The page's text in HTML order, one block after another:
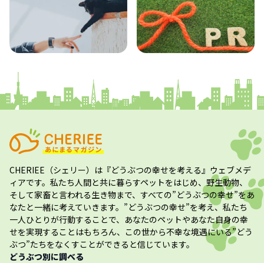
CHERIEE（シェリー） は『どうぶつの幸せを考える』ウェブメデ
ィアです。私たち人間と共に暮らすペットをはじめ、野生動物、
そして家畜と言われる生き物まで、すべての”どうぶつの幸せ”をあ
なたと一緒に考えていきます。”どうぶつの幸せ”を考え、私たち
一人ひとりが行動することで、あなたのペットやあなた自身の幸
せを実現することはもちろん、この世から不幸な境遇にいる”どう
ぶつ”たちをなくすことができると信じています。
どうぶつ別に調べる